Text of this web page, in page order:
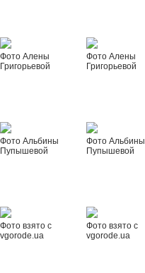
Фото Алены
Григорьевой
Фото Алены
Григорьевой
Фото Альбины
Пупышевой
Фото Альбины
Пупышевой
Фото взято с
vgorode.ua
Фото взято с
vgorode.ua